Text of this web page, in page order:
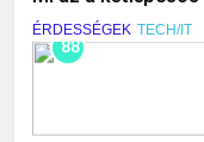
ÉRDESSÉGEK TECH/IT
88